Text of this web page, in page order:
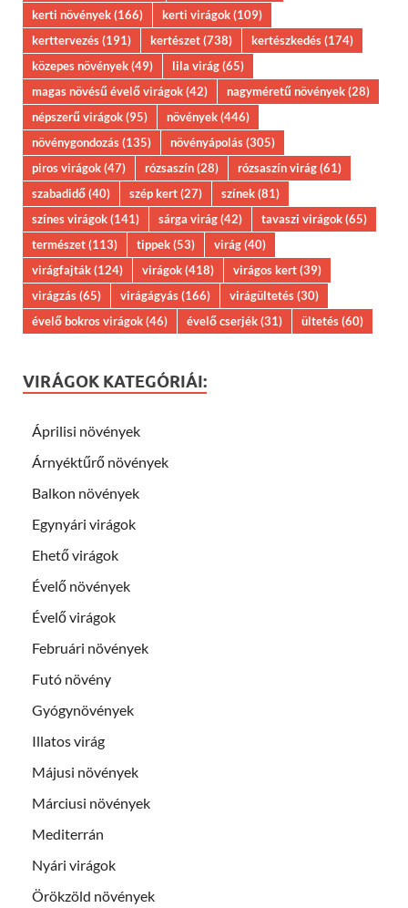
kerti növények(166) kerti virágok(109)
kerttervezés(191) kertészet(738) kertészkedés(174)
közepes növények(49) lila virág(65)
magas növésű évelő virágok(42) nagyméretű növények(28)
népszerű virágok(95) növények(446)
növénygondozás(135) növényápolás(305)
piros virágok(47) rózsaszín(28) rózsaszín virág(61)
szabadidő(40) szép kert(27) színek(81)
színes virágok(141) sárga virág(42) tavaszi virágok(65)
természet(113) tippek(53) virág(40)
virágfajták(124) virágok(418) virágos kert(39)
virágzás(65) virágágyás(166) virágültetés(30)
évelő bokros virágok(46) évelő cserjék(31) ültetés(60)
VIRÁGOK KATEGÓRIÁI:
Áprilisi növények
Árnyéktűrő növények
Balkon növények
Egynyári virágok
Ehető virágok
Évelő növények
Évelő virágok
Februári növények
Futó növény
Gyógynövények
Illatos virág
Májusi növények
Márciusi növények
Mediterrán
Nyári virágok
Örökzöld növények